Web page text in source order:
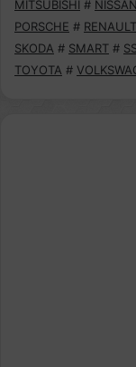
MITSUBISHI # NISSAN
PORSCHE # RENAULT
SKODA # SMART #
TOYOTA #